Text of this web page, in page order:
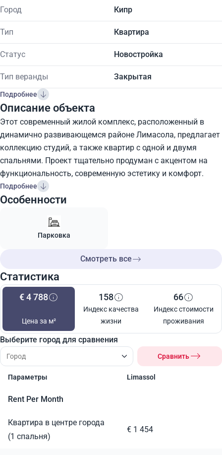
Город Кипр
Тип Квартира
Статус Новостройка
Тип веранды Закрытая
Подробнее
Описание объекта
Этот современный жилой комплекс, расположенный в
динамично развивающемся районе Лимасола, предлагает
коллекцию студий, а также квартир с одной и двумя
спальнями. Проект тщательно продуман с акцентом на
функциональность, современную эстетику и комфорт.
Подробнее
Особенности
Парковка
Смотреть все
Статистика
€ 4 788
Цена за м²
158
Индекс качества
жизни
66
Индекс стоимости
проживания
Выберите город для сравнения
Сравнить
Параметры Limassol
Rent Per Month
Квартира в центре города
(1 спальня)
€ 1 454